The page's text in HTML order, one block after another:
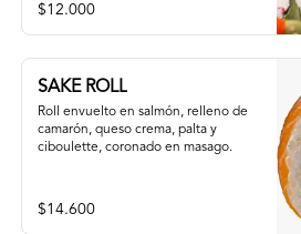
$12.000
SAKE ROLL
Roll envuelto en salmón, relleno de
camarón, queso crema, palta y
ciboulette, coronado en masago.
$14.600